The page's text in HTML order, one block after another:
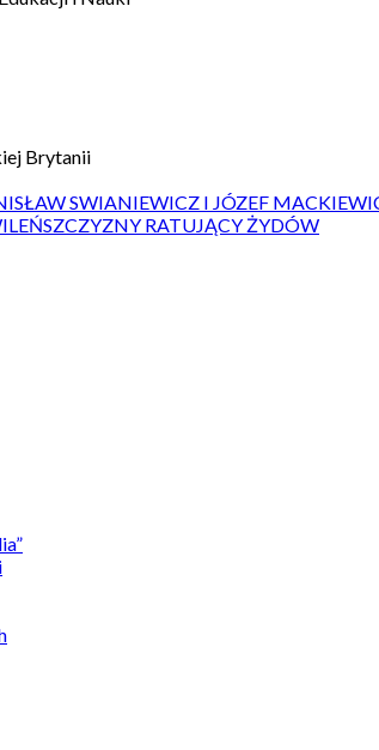
Brytanii
SWIANIEWICZ I JÓZEF
RATUJĄCY ŻYDÓW